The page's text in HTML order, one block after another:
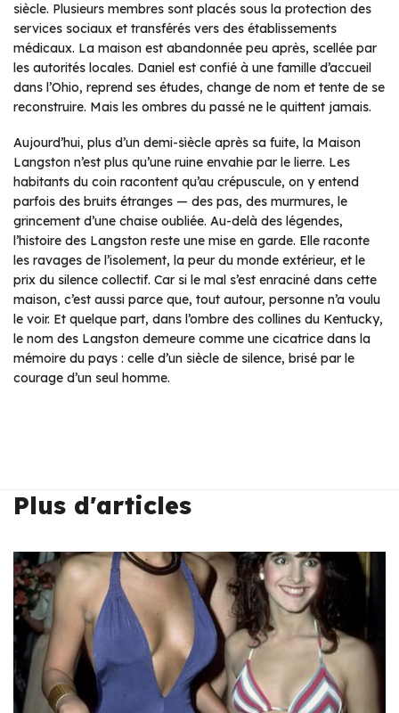
siècle. Plusieurs membres sont placés sous la protection des
services sociaux et transférés vers des établissements
médicaux. La maison est abandonnée peu après, scellée par
les autorités locales. Daniel est confié à une famille d’accueil
dans l’Ohio, reprend ses études, change de nom et tente de se
reconstruire. Mais les ombres du passé ne le quittent jamais.
Aujourd’hui, plus d’un demi-siècle après sa fuite, la Maison
Langston n’est plus qu’une ruine envahie par le lierre. Les
habitants du coin racontent qu’au crépuscule, on y entend
parfois des bruits étranges — des pas, des murmures, le
grincement d’une chaise oubliée. Au-delà des légendes,
l’histoire des Langston reste une mise en garde. Elle raconte
les ravages de l’isolement, la peur du monde extérieur, et le
prix du silence collectif. Car si le mal s’est enraciné dans cette
maison, c’est aussi parce que, tout autour, personne n’a voulu
le voir. Et quelque part, dans l’ombre des collines du Kentucky,
le nom des Langston demeure comme une cicatrice dans la
mémoire du pays : celle d’un siècle de silence, brisé par le
courage d’un seul homme.
Plus d'articles